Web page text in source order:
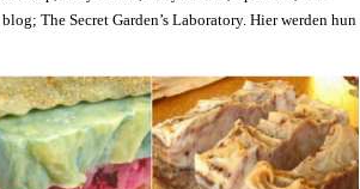
The Secret Garden’s Laboratory. Hier werden hun